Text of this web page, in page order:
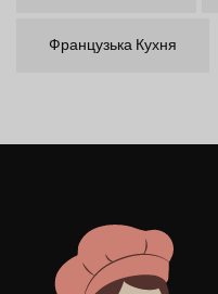
Французька Кухня